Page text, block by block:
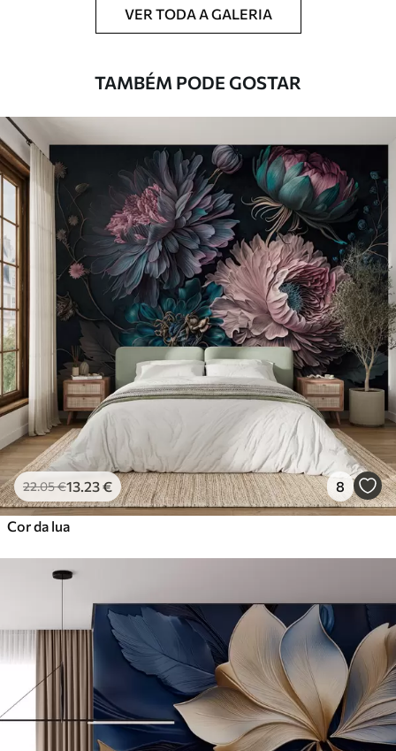
esponja macia. Murais de parede com
revestimento de verniz podem ser limpos
Aplicação perfeita
Materiais disponíveis
Standard
.0027.00 €/m²
Premium
.6734.00 €/m²
Vinil Premium
65.0039.00 €/m²
Peel and Stick
81.6749.00€/m²
VER TODA A GALERIA
TAMBÉM PODE GOSTAR
22.05€13.23€ 8
Cor da lua